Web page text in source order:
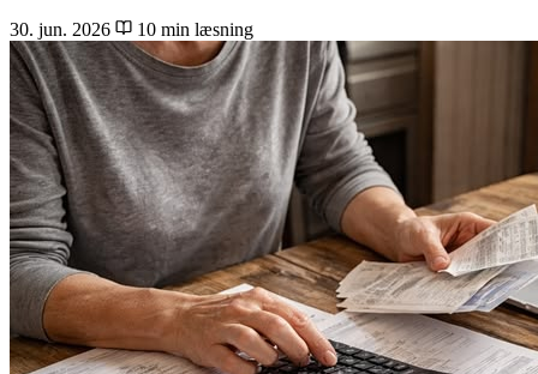
30. jun. 2026
10 min læsning